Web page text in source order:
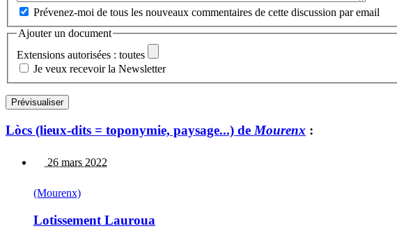
Prévenez-moi de tous les nouveaux commentaires de cette discussion par email
Ajouter un document
Extensions autorisées : toutes
Je veux recevoir la Newsletter
Lòcs (lieux-dits = toponymie, paysage...) de Mourenx :
26 mars 2022
(Mourenx)
Lotissement Lauroua